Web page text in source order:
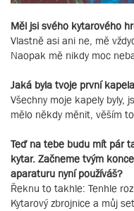
Měl jsi svého kytarového
Vlastně asi ani ne, mě
Naopak mě nikdy moc
Jaká byla tvoje první
Všechny moje kapely byly,
mělo někdy měnit, věším
Teď na tebe budu mít pár
kytar. Začneme tvým
aparaturu nyní používáš?
Řeknu to takhle: Tenhle
Kytarový zbrojnice a můj